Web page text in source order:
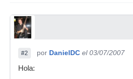
#2 por DanielDC el 03/07/2007
Hola: